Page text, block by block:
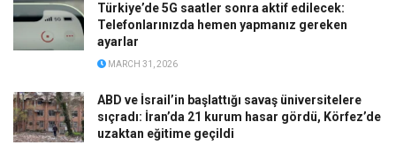
Türkiye’de 5G saatler sonra aktif edilecek:
Telefonlarınızda hemen yapmanız gereken
ayarlar
MARCH 31, 2026
ABD ve İsrail’in başlattığı savaş üniversitelere
sıçradı: İran’da 21 kurum hasar gördü, Körfez’de
uzaktan eğitime geçildi